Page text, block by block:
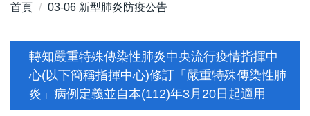
首頁 03-06 新型肺炎防疫公告
轉知嚴重特殊傳染性肺炎中央流行疫情指揮中
心(以下簡稱指揮中心)修訂「嚴重特殊傳染性肺
炎」病例定義並自本(112)年3月20日起適用